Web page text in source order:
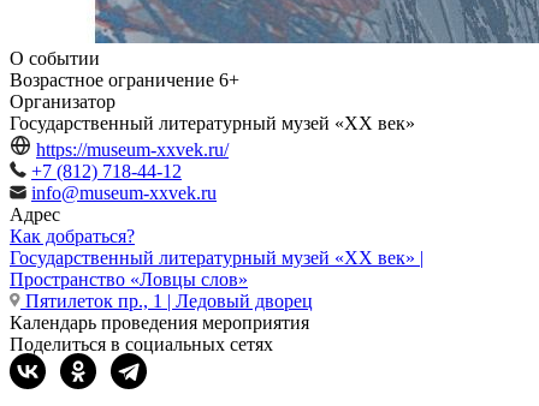
О событии
Возрастное ограничение 6+
Организатор
Государственный литературный музей «ХХ век»
https://museum-xxvek.ru/
+7 (812) 718-44-12
info@museum-xxvek.ru
Адрес
Как добраться?
Государственный литературный музей «ХХ век» |
Пространство «Ловцы слов»
Пятилеток пр., 1 | Ледовый дворец
Календарь проведения мероприятия
Поделиться в социальных сетях